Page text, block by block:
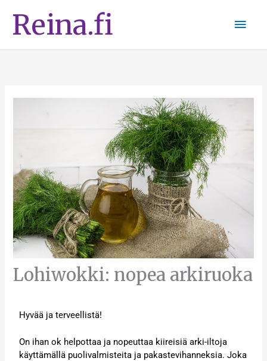
sisältöön
Reina.fi
Lohiwokki: nopea arkiruoka
Hyvää ja terveellistä!
On ihan ok helpottaa ja nopeuttaa kiireisiä arki-iltoja
käyttämällä puolivalmisteita ja pakastevihanneksia. Joka